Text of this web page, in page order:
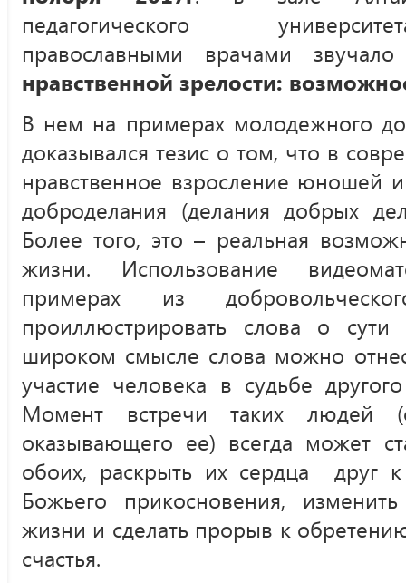
педагогического
православными врачами
нравственной зрелости:
В нем на примерах молодежного
доказывался тезис о том, что в
нравственное взросление юношей
доброделания (делания добрых
Более того, это – реальная
жизни. Использование
примерах из
проиллюстрировать слова о
широком смысле слова можно
участие человека в судьбе
Момент встречи таких людей
оказывающего ее) всегда может
обоих, раскрыть их сердца друг к
Божьего прикосновения,
жизни и сделать прорыв к
счастья.